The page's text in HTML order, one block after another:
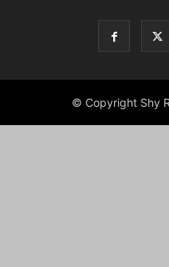
© Copyright Shy